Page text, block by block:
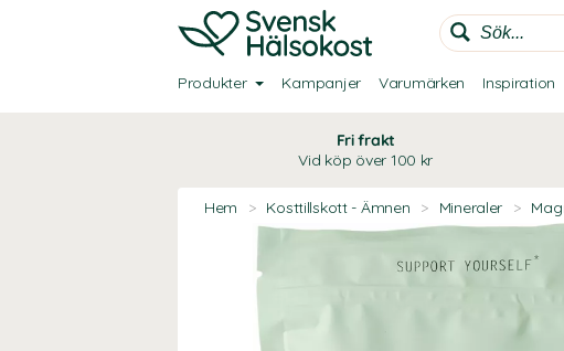
Produkter Kampanjer Varumärken Inspiration
Fri frakt
Vid köp över 100 kr
Hem > Kosttillskott - Ämnen > Mineraler >